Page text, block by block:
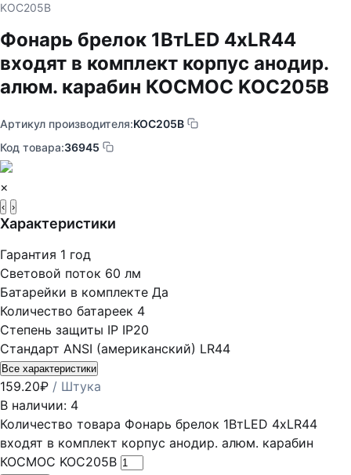
KOC205B
Фонарь брелок 1ВтLED 4xLR44
входят в комплект корпус анодир.
алюм. карабин КОСМОС KOC205B
Артикул производителя:KOC205B
Код товара:36945
×
‹ ›
Характеристики
Гарантия 1 год
Световой поток 60 лм
Батарейки в комплекте Да
Количество батареек 4
Степень защиты IP IP20
Стандарт ANSI (американский) LR44
Все характеристики
159.20₽ / Штука
В наличии: 4
Количество товара Фонарь брелок 1ВтLED 4xLR44
входят в комплект корпус анодир. алюм. карабин
КОСМОС KOC205B